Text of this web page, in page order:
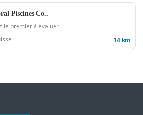
Piscines Co..
le premier à évaluer !
14 km